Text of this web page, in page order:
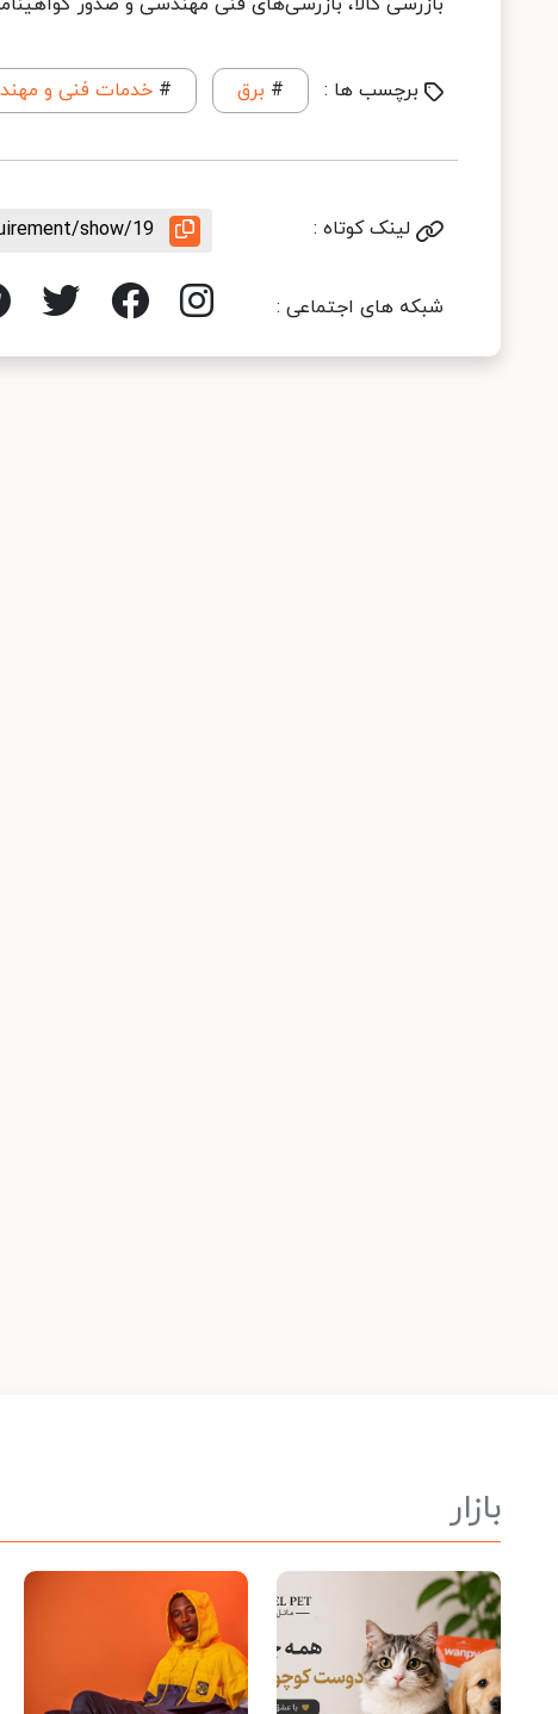
برچسب ها : # برق # خدمات فنی و
لینک کوتاه : show/19
شبکه های اجتماعی :
بازار